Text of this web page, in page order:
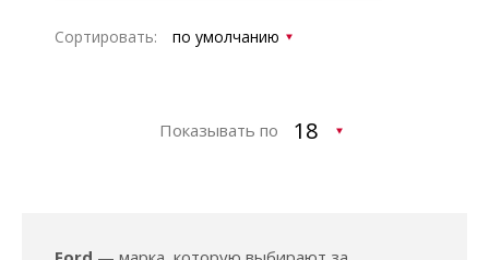
Сортировать:
Показывать по